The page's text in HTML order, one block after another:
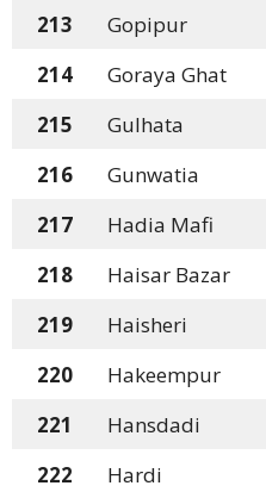
213
Gopipur
214
Goraya Ghat
215
Gulhata
216
Gunwatia
217
Hadia Mafi
218
Haisar Bazar
219
Haisheri
220
Hakeempur
221
Hansdadi
222
Hardi